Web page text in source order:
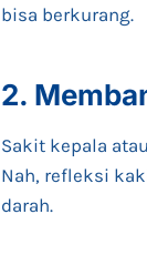
bisa berkurang.
2.
Sakit kepala
Nah, refleksi
darah.